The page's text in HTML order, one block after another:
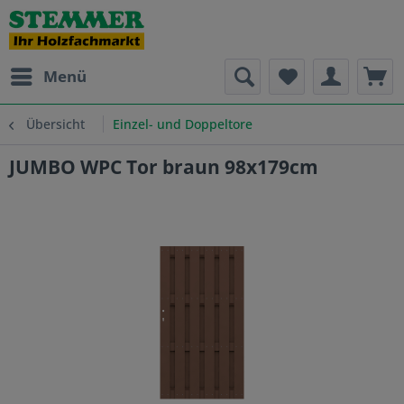
Menü
Übersicht Einzel- und Doppeltore
JUMBO WPC Tor braun 98x179cm